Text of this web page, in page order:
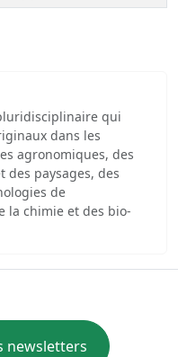
qui
dans les
agronomiques, des
des paysages, des
de
la chimie et des bio-
newsletters